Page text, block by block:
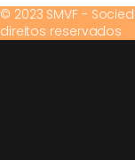
© 2023 SMVF -
direitos reservados